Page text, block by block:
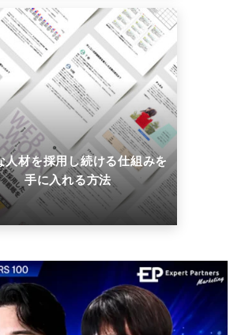
人材を採用し続ける仕組みを
手に入れる方法